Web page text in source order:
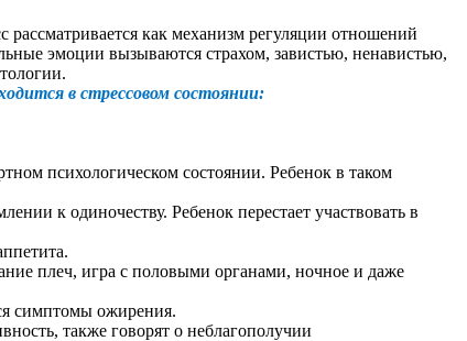
как механизм регуляции отношений
эмоции вызываются страхом, завистью, ненавистью,
в стрессовом состоянии:
психологическом состоянии. Ребенок в таком
к одиночеству. Ребенок перестает участвовать в
плеч, игра с половыми органами, ночное и даже
симптомы ожирения.
также говорят о неблагополучии